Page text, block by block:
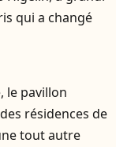
qui a changé
le pavillon
résidences de
tout autre